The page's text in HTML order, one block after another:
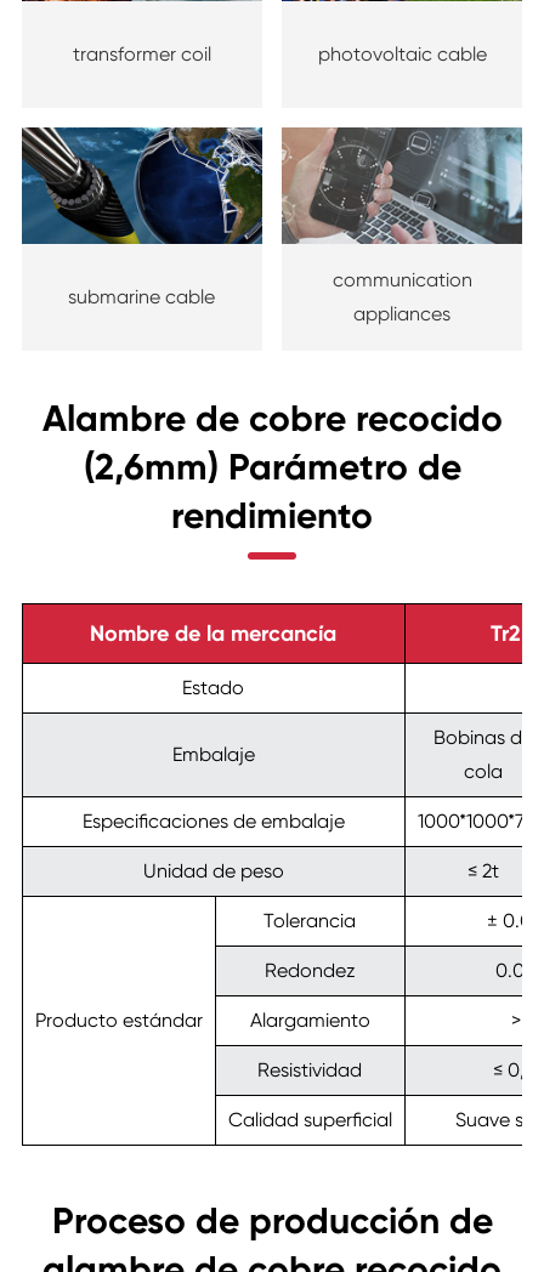
transformer coil photovoltaic cable
submarine cable
communication
appliances
Alambre de cobre recocido
(2,6mm) Parámetro de
rendimiento
Nombre de la mercancía
Estado
Embalaje
Bobinas de
cola
Especificaciones de embalaje
Unidad de peso ≤ 2t
Producto estándar
Tolerancia ±
Redondez
Alargamiento >
Resistividad ≤
Calidad superficial Suave
Proceso de producción de